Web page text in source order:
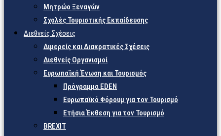
Μητρώο Ξεναγών
Σχολές Τουριστικής Εκπαίδευσης
Διεθνείς Σχέσεις
Διμερείς και Διακρατικές Σχέσεις
Διεθνείς Οργανισμοί
Ευρωπαϊκή Ένωση και Τουρισμός
Πρόγραμμα EDEN
Ευρωπαϊκό Φόρουμ για τον Τουρισμό
Ετήσια Έκθεση για τον Τουρισμό
BREXIT